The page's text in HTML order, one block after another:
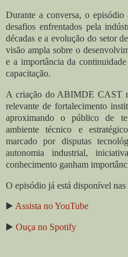
Durante a conversa, o episódio
desafios enfrentados pela
décadas e a evolução do setor
visão ampla sobre o
e a importância da
capacitação.
A criação do ABIMDE CAST
relevante de fortalecimento
aproximando o público de
ambiente técnico e
marcado por disputas
autonomia industrial,
conhecimento ganham
O episódio já está disponível
▶️ Assista no YouTube
▶️ Ouça no Spotify